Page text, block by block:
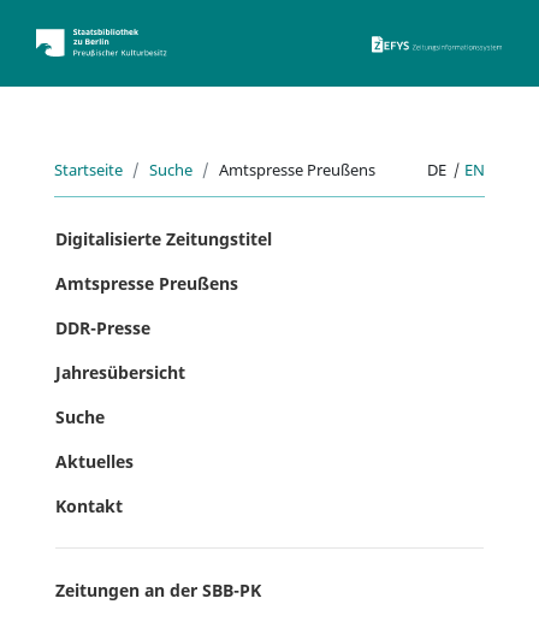
Startseite Suche Amtspresse Preußens DE | EN
Digitalisierte Zeitungstitel
Amtspresse Preußens
DDR-Presse
Jahresübersicht
Suche
Aktuelles
Kontakt
Zeitungen an der SBB-PK